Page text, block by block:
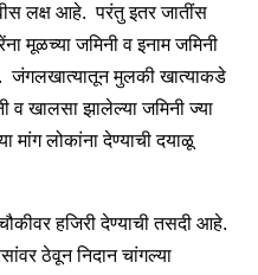
लक्ष आहे. परंतु इतर जातींस
मूळच्या जमिनी व इनाम जमिनी
जंगलखात्यातून मुलकी खात्याकडे
व खालसा झालेल्या जमिनी ज्या
मांग लोकांना देण्याची दयाळू
हजिरी देण्याची तसदी आहे.
ठेवून निदान चांगल्या